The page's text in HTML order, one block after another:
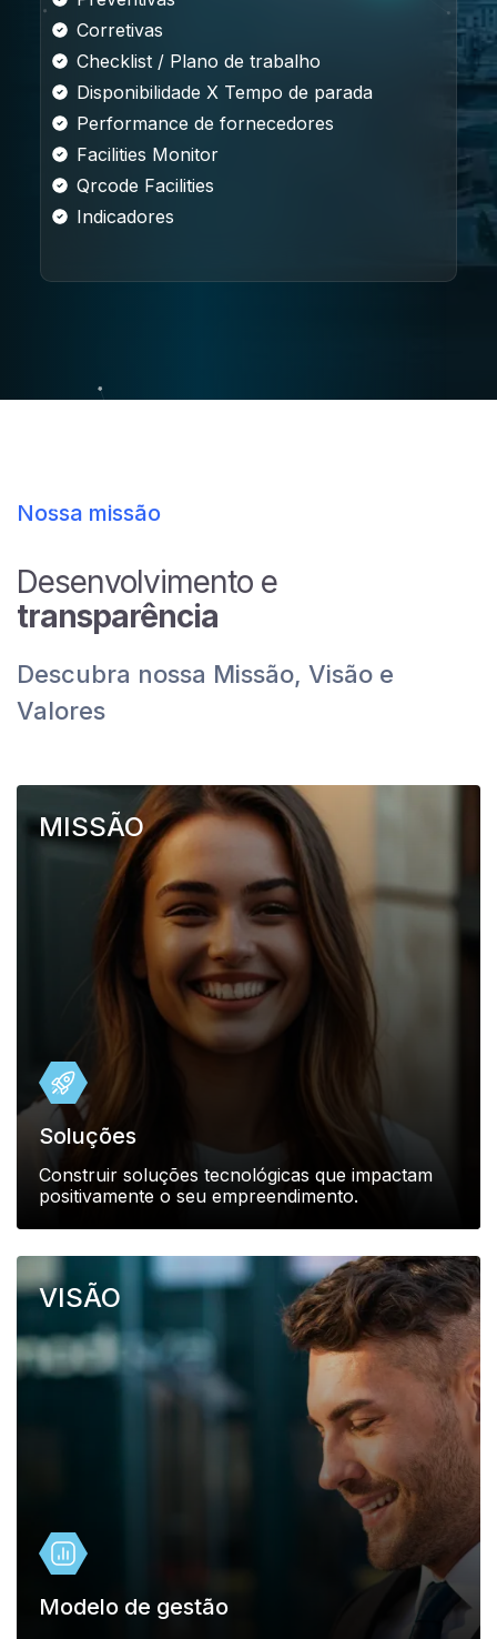
Corretivas
Checklist / Plano de trabalho
Disponibilidade X Tempo de parada
Performance de fornecedores
Facilities Monitor
Qrcode Facilities
Indicadores
Nossa missão
Desenvolvimento e
transparência
Descubra nossa Missão, Visão e
Valores
MISSÃO
Soluções
Construir soluções tecnológicas que impactam
positivamente o seu empreendimento.
VISÃO
Modelo de gestão